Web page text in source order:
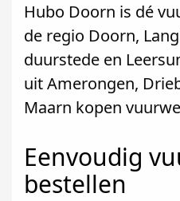
Hubo Doorn is dé
de regio Doorn,
duurstede en
uit Amerongen,
Maarn kopen
Eenvoudig
bestellen